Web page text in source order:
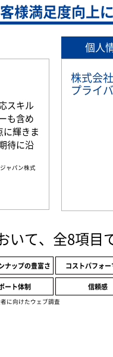
様満足度向上
スキル
も含め
に輝きま
待に沿
ャパン株式
個人
株式会
プライ
いて、全8項目
ナップの豊富さ コストパフォー
ート体制 信頼感
に向けたウェブ調査